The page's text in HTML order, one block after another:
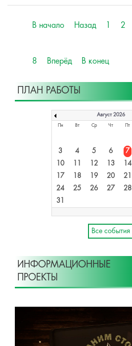
В начало Назад 2
8 Вперёд В конец
ПЛАН РАБОТЫ
Август 2026
Пн Вт Ср Чт Пт
3
4 5 6 7
10
11 12 13 14
17
18 19 20 21
24
25 26 27 28
31
Все события
ИНФОРМАЦИОННЫЕ
ПРОЕКТЫ